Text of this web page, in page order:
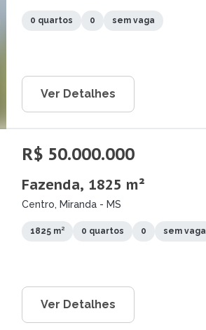
0 quartos 0 sem vaga
Ver Detalhes
R$ 50.000.000
Fazenda, 1825 m²
Centro, Miranda - MS
1825 m² 0 quartos 0 sem vaga
Ver Detalhes